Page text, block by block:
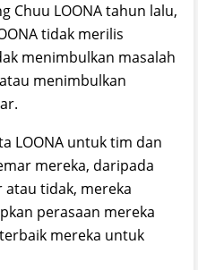
Chuu LOONA tahun lalu,
tidak merilis
menimbulkan masalah
menimbulkan
LOONA untuk tim dan
mereka, daripada
atau tidak, mereka
perasaan mereka
mereka untuk